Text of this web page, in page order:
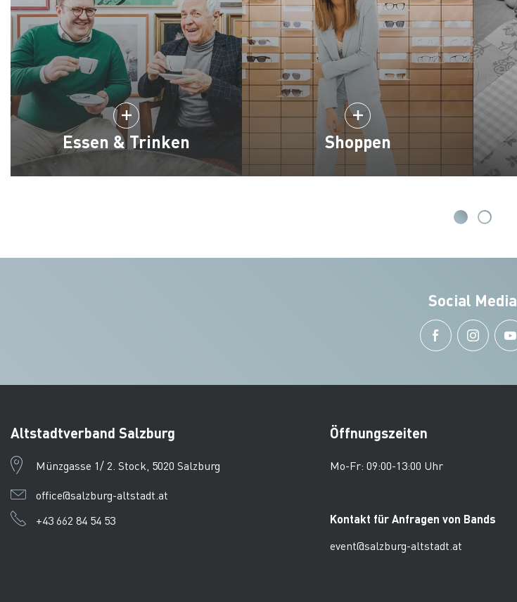
Essen & Trinken Shoppen
Social Media
Altstadtverband Salzburg
Münzgasse 1/ 2. Stock, 5020 Salzburg
office@salzburg-altstadt.at
+43 662 84 54 53
Öffnungszeiten
Mo-Fr: 09:00-13:00 Uhr
Kontakt für Anfragen von Bands
event@salzburg-altstadt.at